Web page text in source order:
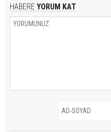
HABERE YORUM KAT